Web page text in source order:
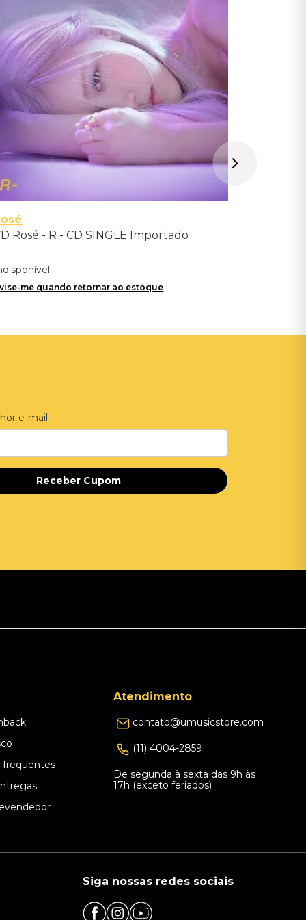
Rosé - R - CD SINGLE Importado
me quando retornar ao estoque
e-mail
Receber Cupom
frequentes
Atendimento
contato@umusicstore.com
(11) 4004-2859
De segunda à sexta das 9h às
17h (exceto feriados)
Siga nossas redes sociais